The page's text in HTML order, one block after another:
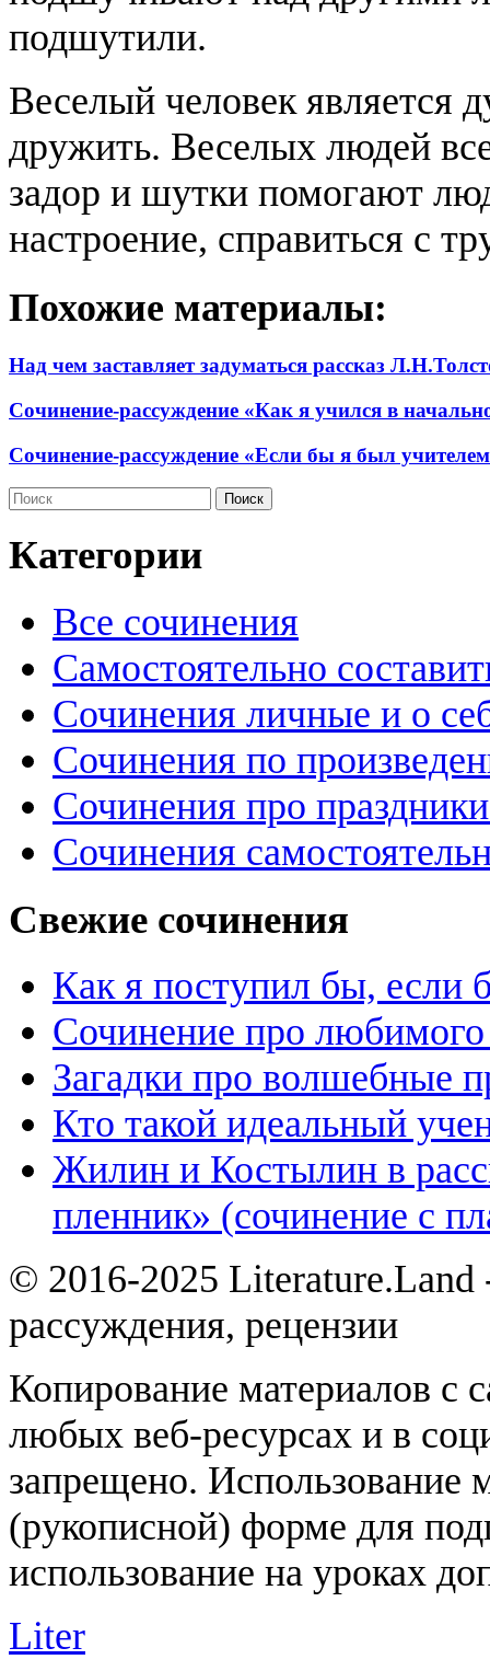
подшутили.
Веселый человек является
дружить. Веселых людей
задор и шутки помогают
настроение, справиться с
Похожие материалы:
Над чем заставляет задуматься рассказ
Сочинение-рассуждение «Как я учился в
Сочинение-рассуждение «Если бы я был
Категории
Все сочинения
Самостоятельно
Сочинения личные и о
Сочинения по
Сочинения про
Сочинения
Свежие сочинения
Как я поступил бы,
Сочинение про
Загадки про волшебные
Кто такой идеальный
Жилин и Костылин в
пленник» (сочинение с
© 2016-2025 Literature.Land
рассуждения, рецензии
Копирование материалов с
любых веб-ресурсах и в
запрещено. Использование
(рукописной) форме для
использование на уроках
Liter